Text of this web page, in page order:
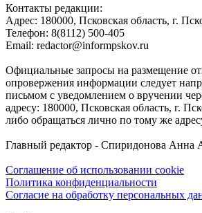
Контакты редакции:
Адреc: 180000, Псковская область, г.
Телефон: 8(8112) 500-405
Email: redactor@informpskov.ru
Официальные запросы на размещение
опровержения информации следует
письмом с уведомлением о вручении
адресу: 180000, Псковская область, г.
либо обращаться лично по тому же
Главный редактор - Спиридонова Анна
Соглашение об использовании cookie
Политика конфиденциальности
Согласие на обработку персональных